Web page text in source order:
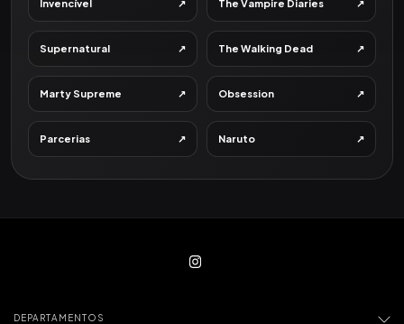
Invencível ↗ The Vampire Diaries ↗
Supernatural ↗ The Walking Dead ↗
Marty Supreme ↗ Obsession ↗
Parcerias ↗ Naruto ↗
DEPARTAMENTOS